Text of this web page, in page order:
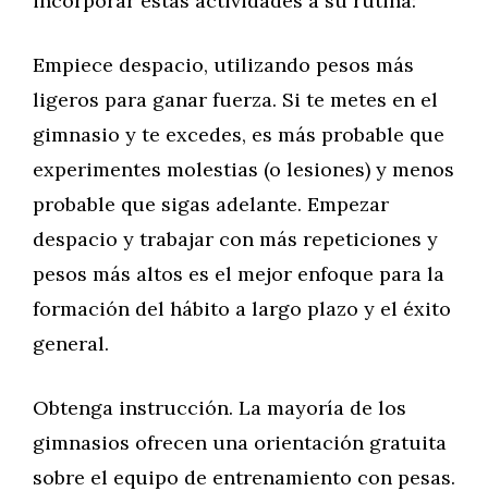
Empiece despacio, utilizando pesos más
ligeros para ganar fuerza. Si te metes en el
gimnasio y te excedes, es más probable que
experimentes molestias (o lesiones) y menos
probable que sigas adelante. Empezar
despacio y trabajar con más repeticiones y
pesos más altos es el mejor enfoque para la
formación del hábito a largo plazo y el éxito
general.
Obtenga instrucción. La mayoría de los
gimnasios ofrecen una orientación gratuita
sobre el equipo de entrenamiento con pesas.